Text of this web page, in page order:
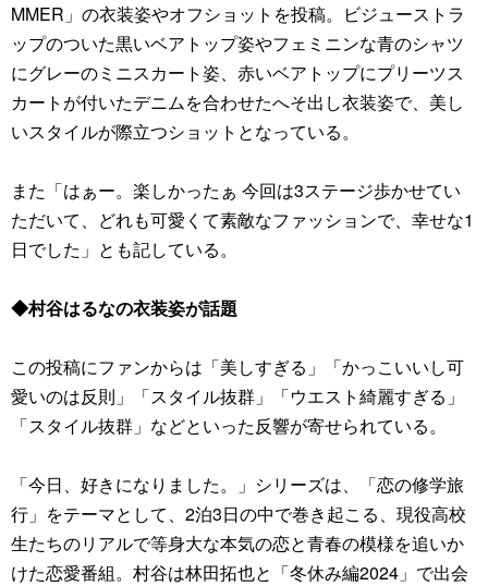
MMER」の衣装姿やオフショットを投稿。ビジューストラ
ップのついた黒いベアトップ姿やフェミニンな青のシャツ
にグレーのミニスカート姿、赤いベアトップにプリーツス
カートが付いたデニムを合わせたへそ出し衣装姿で、美し
いスタイルが際立つショットとなっている。
また「はぁー。楽しかったぁ 今回は3ステージ歩かせてい
ただいて、どれも可愛くて素敵なファッションで、幸せな1
日でした」とも記している。
◆村谷はるなの衣装姿が話題
この投稿にファンからは「美しすぎる」「かっこいいし可
愛いのは反則」「スタイル抜群」「ウエスト綺麗すぎる」
「スタイル抜群」などといった反響が寄せられている。
「今日、好きになりました。」シリーズは、「恋の修学旅
行」をテーマとして、2泊3日の中で巻き起こる、現役高校
生たちのリアルで等身大な本気の恋と青春の模様を追いか
けた恋愛番組。村谷は林田拓也と「冬休み編2024」で出会